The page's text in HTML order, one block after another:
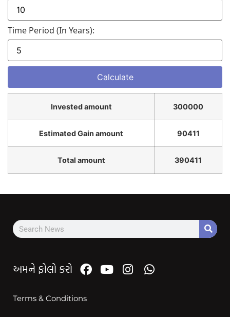
Time Period (in Years):
Invested amount 300000
Estimated Gain amount 90411
Total amount 390411
અમને ફોલો કરો
Terms & Conditions